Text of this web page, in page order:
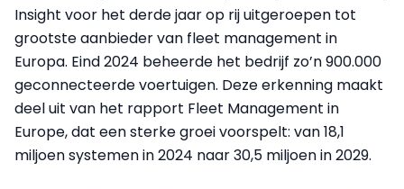
Insight voor het derde jaar op rij uitgeroepen tot
grootste aanbieder van fleet management in
Europa. Eind 2024 beheerde het bedrijf zo’n 900.000
geconnecteerde voertuigen. Deze erkenning maakt
deel uit van het rapport Fleet Management in
Europe, dat een sterke groei voorspelt: van 18,1
miljoen systemen in 2024 naar 30,5 miljoen in 2029.